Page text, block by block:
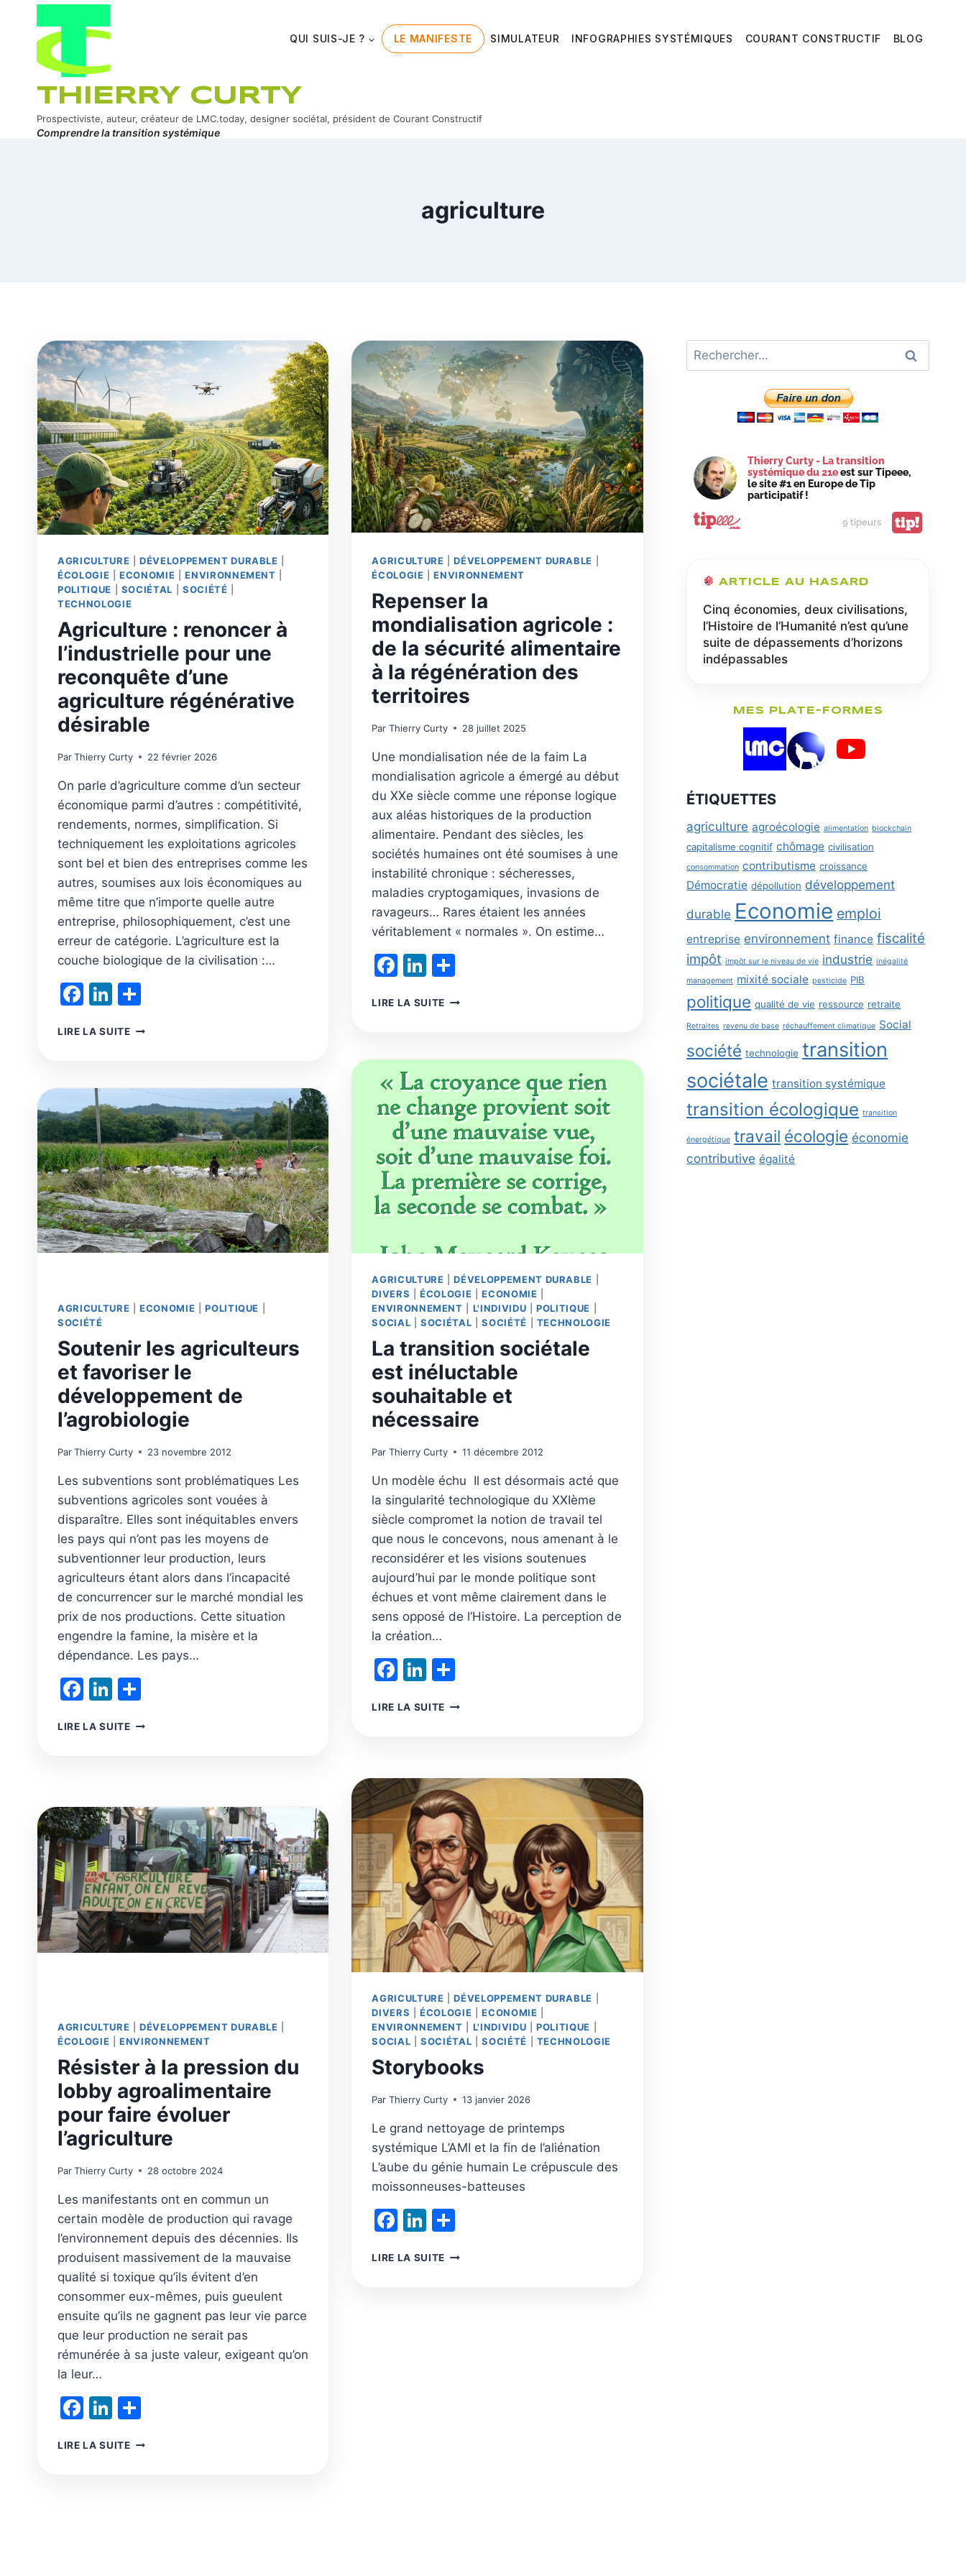
QUI SUIS-JE ? LE MANIFESTE SIMULATEUR INFOGRAPHIES SYSTÉMIQUES COURANT CONSTRUCTIF BLOG
THIERRY CURTY
Prospectiviste, auteur, créateur de LMC.today, designer sociétal, président de Courant Constructif
Comprendre la transition systémique
agriculture
AGRICULTURE |DÉVELOPPEMENT DURABLE
ÉCOLOGIE |ECONOMIE |ENVIRONNEMENT
POLITIQUE
SOCIÉTAL SOCIÉTÉ
TECHNOLOGIE
Agriculture : renoncer à
l’industrielle pour une
reconquête d’une
agriculture régénérative
désirable
ParThierry Curty 22 février 2026
On parle d’agriculture comme d’un secteur
économique parmi d’autres : compétitivité,
rendements, normes, simplification. Si
techniquement les exploitations agricoles
sont bel et bien des entreprises comme les
autres, soumises aux lois économiques au
même titre que n’importe quelle autre
entreprise, philosophiquement, c’est une
erreur de catégorie. L’agriculture est la
couche biologique de la civilisation :…
Facebook
LinkedIn
LIRE LA SUITEAGRICULTURE
L’INDUSTRIELLE
POUR
UNE
RECONQUÊTE
D’UNE
AGRICULTURE
RÉGÉNÉRATIVE
DÉSIRABLE
AGRICULTURE |DÉVELOPPEMENT DURABLE
ÉCOLOGIE |ENVIRONNEMENT
Repenser la
mondialisation agricole :
de la sécurité alimentaire
à la régénération des
territoires
Par Thierry Curty 28 juillet 2025
Une mondialisation née de la faim La
mondialisation agricole a émergé au début
du XXe siècle comme une réponse logique
aux aléas historiques de la production
alimentaire. Pendant des siècles, les
sociétés humaines ont été soumises à une
instabilité chronique : sécheresses,
maladies cryptogamiques, invasions de
ravageurs… Rares étaient les années
véritablement « normales ». On estime…
Facebook
LinkedIn
LIRE LA SUITE REPENSER
:
LA
SÉCURITÉ
ALIMENTAIRE
À
LA
RÉGÉNÉRATION
DES
TERRITOIRES
AGRICULTURE |DÉVELOPPEMENT DURABLE
DIVERS |ÉCOLOGIE |ECONOMIE
ENVIRONNEMENT
L'INDIVIDU |POLITIQUE
SOCIAL |SOCIÉTAL |SOCIÉTÉ TECHNOLOGIE
La transition sociétale
est inéluctable
souhaitable et
nécessaire
Par Thierry Curty 11 décembre 2012
Un modèle échu Il est désormais acté que
la singularité technologique du XXIème
siècle compromet la notion de travail tel
que nous le concevons, nous amenant à le
reconsidérer et les visions soutenues
aujourd’hui par le monde politique sont
échues et vont même clairement dans le
sens opposé de l’Histoire. La perception de
la création…
Facebook
LinkedIn
LIRE LA SUITE LA
SOUHAITABLE
ET
NÉCESSAIRE
AGRICULTURE |ECONOMIE |POLITIQUE
SOCIÉTÉ
Soutenir les agriculteurs
et favoriser le
développement de
l’agrobiologie
ParThierry Curty 23 novembre 2012
Les subventions sont problématiques Les
subventions agricoles sont vouées à
disparaître. Elles sont inéquitables envers
les pays qui n’ont pas les moyens de
subventionner leur production, leurs
agriculteurs étant alors dans l’incapacité
de concurrencer sur le marché mondial les
prix de nos productions. Cette situation
engendre la famine, la misère et la
dépendance. Les pays…
Facebook
LinkedIn
LIRE LA SUITESOUTENIR
DÉVELOPPEMENT
DE
L’AGROBIOLOGIE
AGRICULTURE |DÉVELOPPEMENT DURABLE
DIVERS |ÉCOLOGIE |ECONOMIE
ENVIRONNEMENT
L'INDIVIDU |POLITIQUE
SOCIAL |SOCIÉTAL |SOCIÉTÉ TECHNOLOGIE
Storybooks
Par Thierry Curty 13 janvier 2026
Le grand nettoyage de printemps
systémique L’AMI et la fin de l’aliénation
L’aube du génie humain Le crépuscule des
moissonneuses-batteuses
Facebook
LinkedIn
LIRE LA SUITE STORYBOOKS
AGRICULTURE |DÉVELOPPEMENT DURABLE
ÉCOLOGIE |ENVIRONNEMENT
Résister à la pression du
lobby agroalimentaire
pour faire évoluer
l’agriculture
ParThierry Curty 28 octobre 2024
Les manifestants ont en commun un
certain modèle de production qui ravage
l’environnement depuis des décennies. Ils
produisent massivement de la mauvaise
qualité si toxique qu’ils évitent d’en
consommer eux-mêmes, puis gueulent
ensuite qu’ils ne gagnent pas leur vie parce
que leur production ne serait pas
rémunérée à sa juste valeur, exigeant qu’on
la leur…
Facebook
LinkedIn
LIRE LA SUITERÉSISTER
Rechercher :
Thierry Curty - La transition
systémique du 21eest sur Tipeee,
le site #1 en Europe de Tip
participatif !
9 tipeurs tip!
ARTICLE AU HASARD
Cinq économies, deux civilisations,
l’Histoire de l’Humanité n’est qu’une
suite de dépassements d’horizons
indépassables
MES PLATE-FORMES
ÉTIQUETTES
agriculture agroécologie alimentation blockchain
capitalisme cognitif chômage civilisation
consommation contributisme croissance
Démocratie dépollution développement
durable Economie emploi
entreprise environnement finance fiscalité
impôt impôt sur le niveau de vie industrie inégalité
management mixité sociale pesticide PIB
politique qualité de vie ressource retraite
Retraites revenu de base réchauffement climatique Social
société technologie transition
sociétale transition systémique
transition écologique transition
énergétique travail écologie économie
contributive égalité